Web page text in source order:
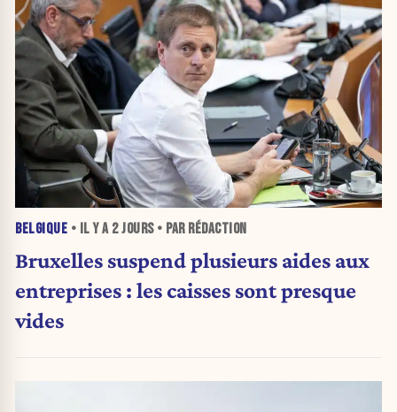
BELGIQUE • IL Y A 2 JOURS• PAR RÉDACTION
Bruxelles suspend plusieurs aides aux
entreprises : les caisses sont presque
vides